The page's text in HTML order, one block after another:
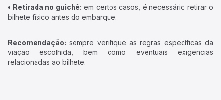
• Retirada no guichê: em certos casos, é necessário retirar o
bilhete físico antes do embarque.
Recomendação: sempre verifique as regras específicas da
viação escolhida, bem como eventuais exigências
relacionadas ao bilhete.